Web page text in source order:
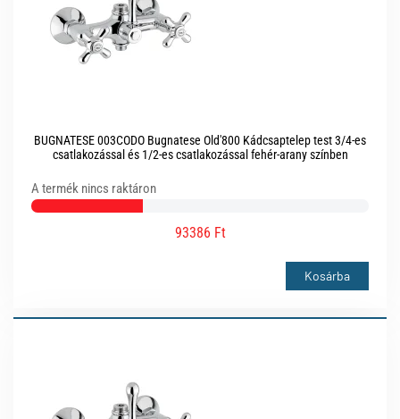
BUGNATESE 003CODO Bugnatese Old'800 Kádcsaptelep test 3/4-es
csatlakozással és 1/2-es csatlakozással fehér-arany színben
A termék nincs raktáron
93386 Ft
Kosárba